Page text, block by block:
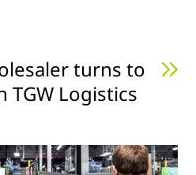
turns to
Logistics